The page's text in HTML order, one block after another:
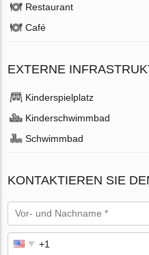
Restaurant
Café
EXTERNE
Kinderspielplatz
Kinderschwimmbad
Schwimmbad
KONTAKTIEREN SIE